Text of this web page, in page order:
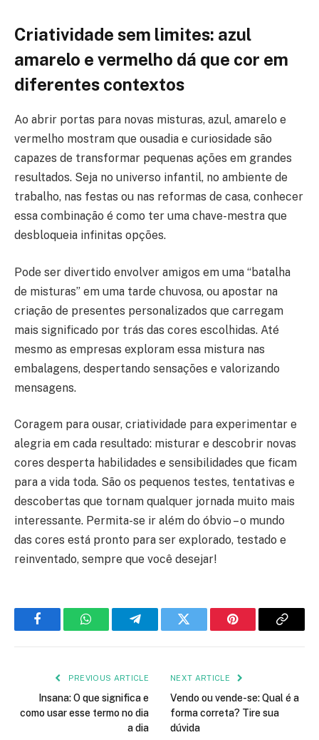
Criatividade sem limites: azul
amarelo e vermelho dá que cor em
diferentes contextos
Ao abrir portas para novas misturas, azul, amarelo e
vermelho mostram que ousadia e curiosidade são
capazes de transformar pequenas ações em grandes
resultados. Seja no universo infantil, no ambiente de
trabalho, nas festas ou nas reformas de casa, conhecer
essa combinação é como ter uma chave-mestra que
desbloqueia infinitas opções.
Pode ser divertido envolver amigos em uma “batalha
de misturas” em uma tarde chuvosa, ou apostar na
criação de presentes personalizados que carregam
mais significado por trás das cores escolhidas. Até
mesmo as empresas exploram essa mistura nas
embalagens, despertando sensações e valorizando
mensagens.
Coragem para ousar, criatividade para experimentar e
alegria em cada resultado: misturar e descobrir novas
cores desperta habilidades e sensibilidades que ficam
para a vida toda. São os pequenos testes, tentativas e
descobertas que tornam qualquer jornada muito mais
interessante. Permita-se ir além do óbvio – o mundo
das cores está pronto para ser explorado, testado e
reinventado, sempre que você desejar!
FacebookWhatsAppTelegramTwitter Pinterest Copy
PREVIOUS ARTICLE
Insana: O que significa e
como usar esse termo no dia
a dia
NEXT ARTICLE
Vendo ou vende-se: Qual é a
forma correta? Tire sua
dúvida